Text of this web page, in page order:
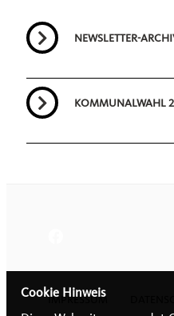
NEWSLETTER-
KOMMUNALWAHL
IMPRESSUM
Cookie Hinweis